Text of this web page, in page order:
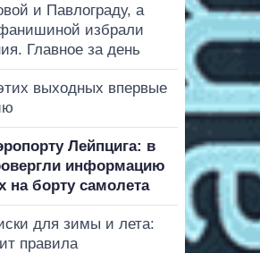
и Павлограду, а
избрали
Главное за день
выходных впервые
Лейпцига: в
информацию
на борту самолета
для зимы и лета:
правила